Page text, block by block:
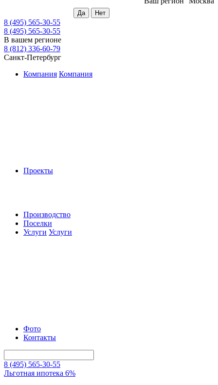
8 (495) 565-30-55
8 (495) 565-30-55
В вашем регионе
8 (812) 336-60-79
Санкт-Петербург
Компания Компания
Проекты
Производство
Поселки
Услуги Услуги
Фото
Контакты
8 (495) 565-30-55
Льготная ипотека 6%